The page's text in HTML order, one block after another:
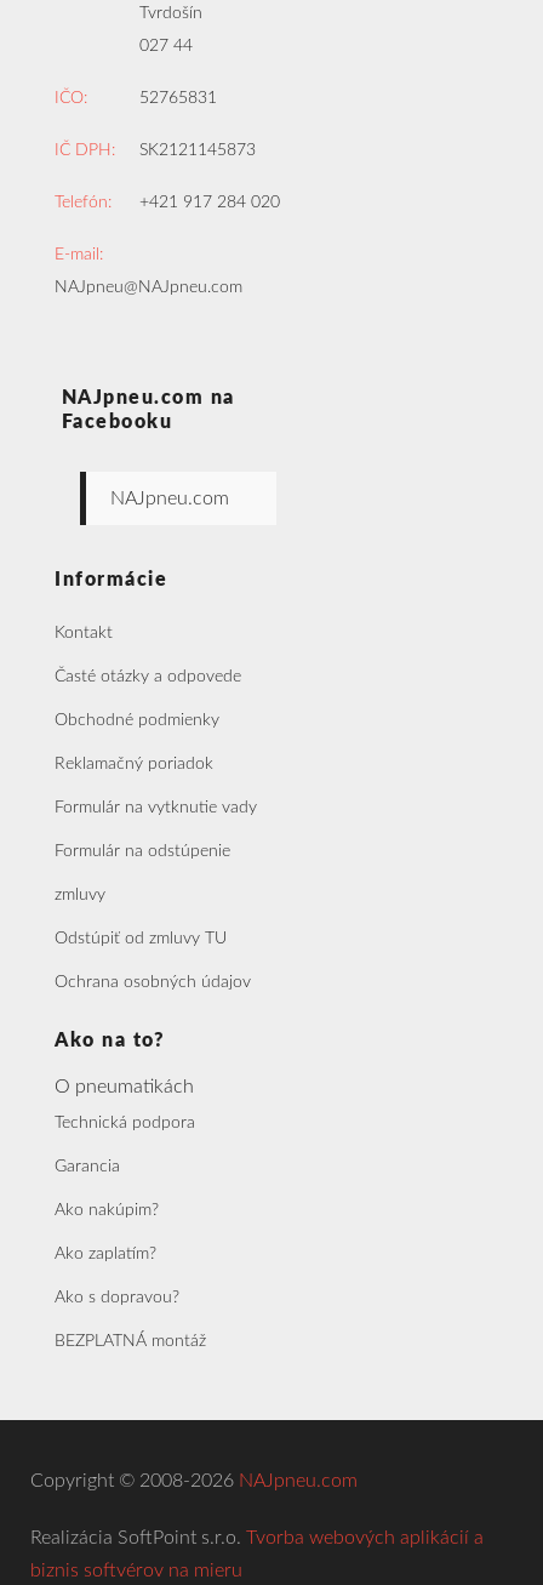
Tvrdošín
027 44
IČO: 52765831
IČ DPH: SK2121145873
Telefón: +421 917 284 020
E-mail:
NAJpneu@NAJpneu.com
NAJpneu.com na
Facebooku
NAJpneu.com
Informácie
Kontakt
Časté otázky a odpovede
Obchodné podmienky
Reklamačný poriadok
Formulár na vytknutie vady
Formulár na odstúpenie
zmluvy
Odstúpiť od zmluvy TU
Ochrana osobných údajov
Ako na to?
O pneumatikách
Technická podpora
Garancia
Ako nakúpim?
Ako zaplatím?
Ako s dopravou?
BEZPLATNÁ montáž
Copyright © 2008-2026 NAJpneu.com
Realizácia SoftPoint s.r.o. Tvorba webových aplikácií a
biznis softvérov na mieru